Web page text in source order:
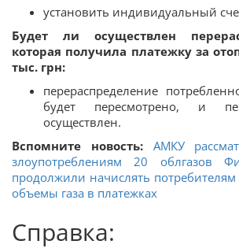
установить индивидуальный
Будет ли осуществлен
которая получила платежку за
тыс. грн:
перераспределение
будет пересмотрено, и
осуществлен.
Вспомните новость: АМКУ
злоупотреблениям 20 облгазов
продолжили начислять
объемы газа в платежках
Справка: